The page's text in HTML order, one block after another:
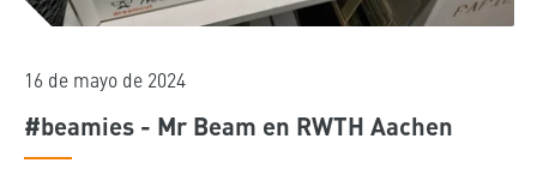
16 de mayo de 2024
#beamies - Mr Beam en RWTH Aachen